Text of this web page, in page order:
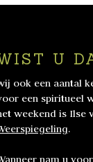
U
ook een aantal
een spiritueel
weekend is Ilse
.
nam u